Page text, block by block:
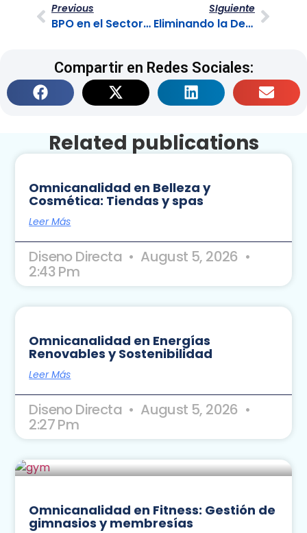
Previous
BPO en el Sector Motos: Escalando Ventas con Omnicanalidad
SIguiente
Eliminando la Deuda Técnica: Integración y BPO Inteligente
Compartir en Redes Sociales:
Related publications
Omnicanalidad en Belleza y
Cosmética: Tiendas y spas
Leer Más
Diseno Directa August 5, 2026
2:43 Pm
Omnicanalidad en Energías
Renovables y Sostenibilidad
Leer Más
Diseno Directa August 5, 2026
2:27 Pm
Omnicanalidad en Fitness: Gestión de
gimnasios y membresías